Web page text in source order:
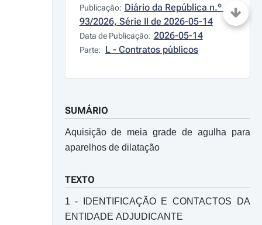
Publicação: Diário da República n.º
93/2026, Série II de 2026-05-14
Data de Publicação: 2026-05-14
Parte: L - Contratos públicos
SUMÁRIO
Aquisição de meia grade de agulha para
aparelhos de dilatação
TEXTO
1 - IDENTIFICAÇÃO E CONTACTOS DA
ENTIDADE ADJUDICANTE